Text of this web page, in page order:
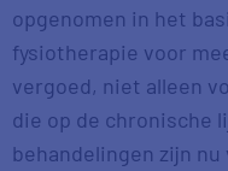
opgenomen in het
fysiotherapie voor
vergoed, niet alleen
die op de chronische
behandelingen zijn